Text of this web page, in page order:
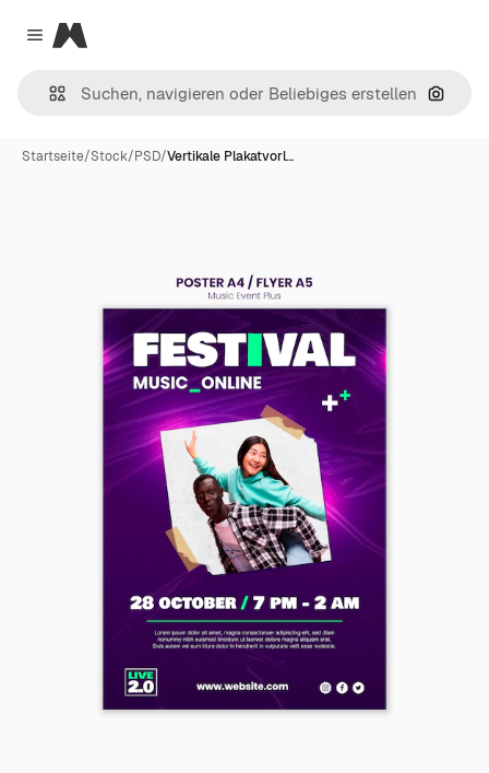
Close menu
Magnific
Nach
Startseite/Stock/PSD/Vertikale Plakatvorl…